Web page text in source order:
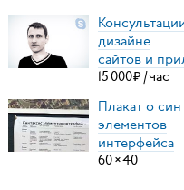
дизайне
сайтов и
15000₽ /час
Плакат о
элементов
интерфейса
60×40